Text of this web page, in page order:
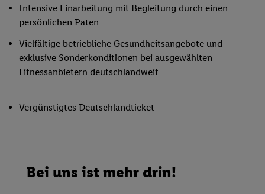
Intensive Einarbeitung mit Begleitung durch einen
persönlichen Paten
Vielfältige betriebliche Gesundheitsangebote und
exklusive Sonderkonditionen bei ausgewählten
Fitnessanbietern deutschlandweit
Vergünstigtes Deutschlandticket
Bei uns ist mehr drin!